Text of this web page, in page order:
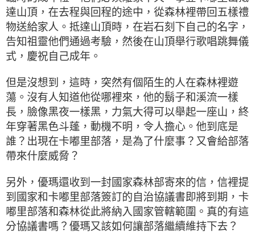
達山頂，在去程與回程的途中，從森林裡帶回五樣禮
物送給家人。抵達山頂時，在岩石刻下自己的名字，
告知祖靈他們通過考驗，然後在山頂舉行歌唱跳舞儀
式，慶祝自己成年。
但是沒想到，這時，突然有個陌生的人在森林裡遊
蕩。沒有人知道他從哪裡來，他的鬍子和溪流一樣
長，臉像黑夜一樣黑，力氣大得可以舉起一座山，終
年穿著黑色斗蓬，動機不明，令人擔心。他到底是
誰？出現在卡嘟里部落，是為了什麼事？又會給部落
帶來什麼威脅？
另外，優瑪還收到一封國家森林部寄來的信，信裡提
到國家和卡嘟里部落簽訂的自治協議書即將到期，卡
嘟里部落和森林從此將納入國家管轄範圍。真的有這
分協議書嗎？優瑪又該如何讓部落繼續維持下去？